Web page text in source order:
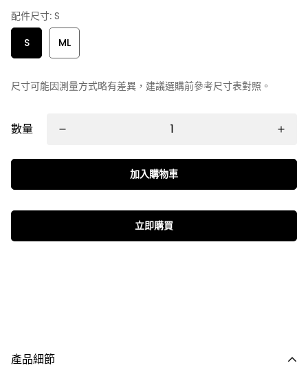
配件尺寸: S
S
ML
尺寸可能因測量方式略有差異，建議選購前參考尺寸表對照。
數量
加入購物車
立即購買
產品細節